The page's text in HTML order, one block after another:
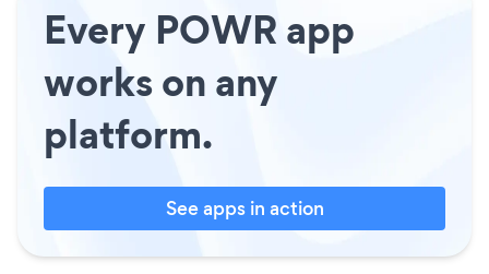
Every POWR app
works on any
platform.
See apps in action